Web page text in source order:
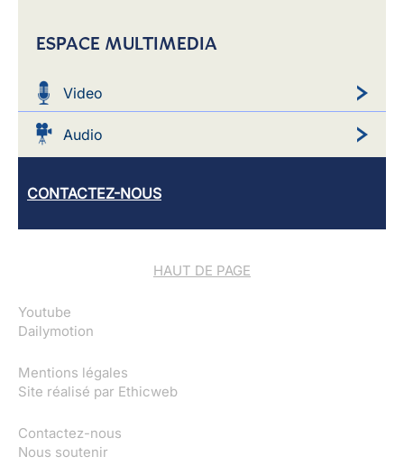
ESPACE MULTIMEDIA
Video
Audio
CONTACTEZ-NOUS
HAUT DE PAGE
Youtube
Dailymotion
Mentions légales
Site réalisé par Ethicweb
Contactez-nous
Nous soutenir